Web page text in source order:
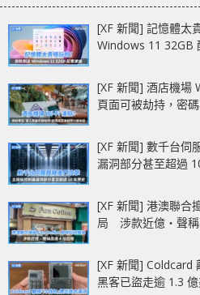
[XF 新聞] 記憶體
Windows 11 32GB
[XF 新聞] 酒店機場
頁面可被劫持，密
[XF 新聞] 數千台
漏洞部分甚至超過
[XF 新聞] 港澳聯合
局 涉款近億‧聲稱
[XF 新聞] Coldcard
黑客已盜走逾 1.3